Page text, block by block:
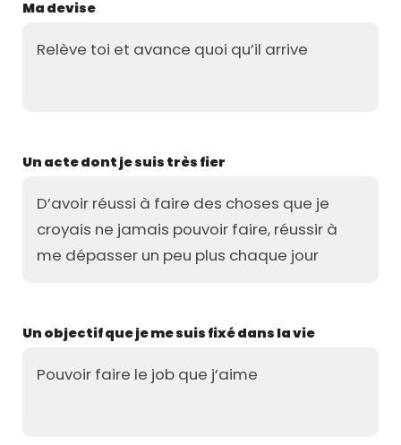
Ma devise
Relève toi et avance quoi qu’il arrive
Un acte dont je suis très fier
D’avoir réussi à faire des choses que je
croyais ne jamais pouvoir faire, réussir à
me dépasser un peu plus chaque jour
Un objectif que je me suis fixé dans la vie
Pouvoir faire le job que j’aime